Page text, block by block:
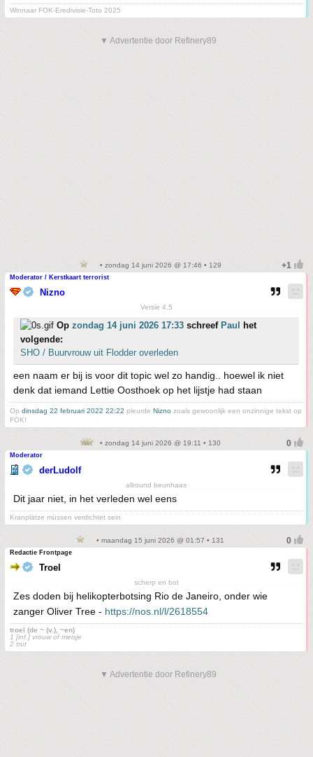
Winnaar FOK-Eredivisie-Toto 2025
▼ Advertentie door Refinery89
• zondag 14 juni 2026 @ 17:46 • 129
Moderator / Kerstkaart terrorist
Nizno
Versie 4.5
Op zondag 14 juni 2026 17:33 schreef Paul
het
volgende:
SHO / Buurvrouw uit Flodder overleden
een naam er bij is voor dit topic wel zo handig.. hoewel ik niet
denk dat iemand Lettie Oosthoek op het lijstje had staan
Op dinsdag 22 februari 2022 22:22 pleurde Nizno zoals gewoonlijk een onzinnige tekst op
FOK!
• zondag 14 juni 2026 @ 19:11 • 130
Moderator
derLudolf
allround beunhaas
Dit jaar niet, in het verleden wel eens
Kranplätze müssen verdichtet sein
• maandag 15 juni 2026 @ 01:57 • 131
Redactie Frontpage
Troel
scherp en bot
Zes doden bij helikopterbotsing Rio de Janeiro, onder wie
zanger Oliver Tree - https://nos.nl/l/2618554
troel (de ~ (v.), ~en)
1 [inf.] vrouw of meisje
2 trut
▼ Advertentie door Refinery89